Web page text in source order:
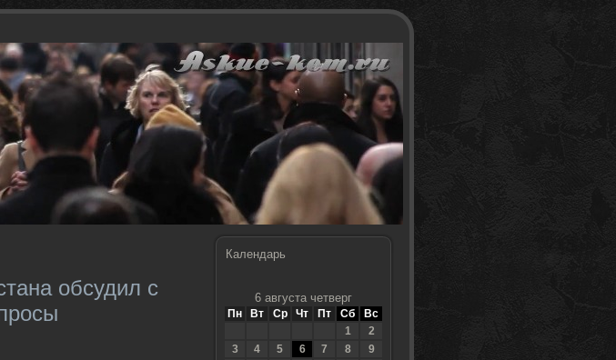
обсудил с
Календарь
6 августа четверг
Пн Вт Ср Чт Пт Сб
Вс
1
2
3
4 5 6 7 8
9